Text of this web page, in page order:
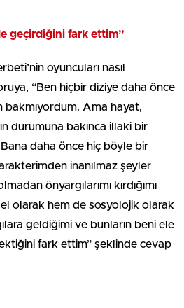
geçirdiğini fark ettim”
oyuncuları nasıl
“Ben hiçbir diziye daha önce
bakmıyordum. Ama hayat,
durumuna bakınca illaki bir
daha önce hiç böyle bir
inanılmaz şeyler
önyargılarımı kırdığımı
olarak hem de sosyolojik olarak
geldiğimi ve bunların beni ele
fark ettim” şeklinde cevap